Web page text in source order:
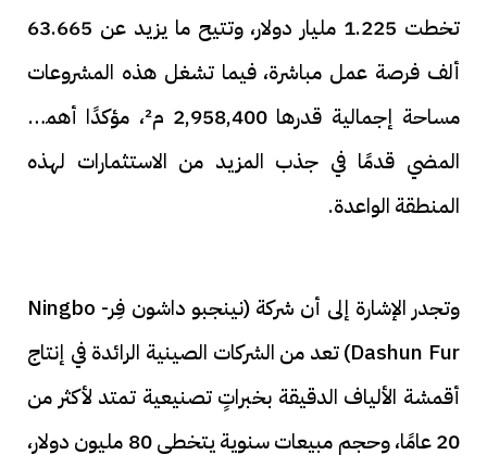
تخطت 1.225 مليار دولار، وتتيح ما يزيد عن 63.665
ألف فرصة عمل مباشرة، فيما تشغل هذه المشروعات
مساحة إجمالية قدرها 2,958,400 م²، مؤكدًا أهمية
المضي قدمًا في جذب المزيد من الاستثمارات لهذه
المنطقة الواعدة.
وتجدر الإشارة إلى أن شركة (نينجبو داشون فِر- Ningbo
Dashun Fur) تعد من الشركات الصينية الرائدة في إنتاج
أقمشة الألياف الدقيقة بخبراتٍ تصنيعية تمتد لأكثر من
20 عامًا، وحجم مبيعات سنوية يتخطى 80 مليون دولار،